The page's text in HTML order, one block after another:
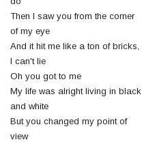
Then I saw you from the corner
of my eye
And it hit me like a ton of bricks,
I can't lie
Oh you got to me
My life was alright living in black
and white
But you changed my point of
view